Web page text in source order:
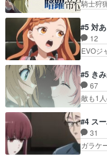
グ今週
号はど
ス』を
ストの
騎士狩
ナがチ
ット・
ろかタ
が“萌
王女殿
祭。エ
#5 対
12
EVO
目は気
マ：格
前に格
催され
めに東
れる先
で視聴
#5 き
67
敵も1
を人間
ありが
ったら
想：
#4 ス
31
ガラケ